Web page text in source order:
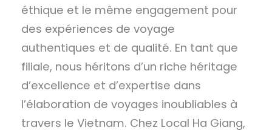
éthique et le même engagement pour
des expériences de voyage
authentiques et de qualité. En tant que
filiale, nous héritons d’un riche héritage
d’excellence et d’expertise dans
l’élaboration de voyages inoubliables à
travers le Vietnam. Chez Local Ha Giang,